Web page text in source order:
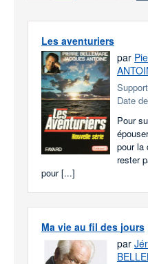
Les aventuriers
par
Date
Pour
pour la
rester
pour [...]
Ma vie au fil des jours
par